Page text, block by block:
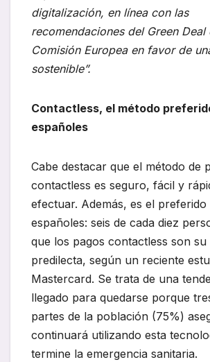
digitalización, en línea con las
recomendaciones del Green Deal
Comisión Europea en favor de
sostenible”.
Contactless, el método
españoles
Cabe destacar que el método de
contactless es seguro, fácil y
efectuar. Además, es el
españoles: seis de cada diez
que los pagos contactless son su
predilecta, según un reciente
Mastercard. Se trata de una
llegado para quedarse porque
partes de la población (75%)
continuará utilizando esta
termine la emergencia sanitaria.